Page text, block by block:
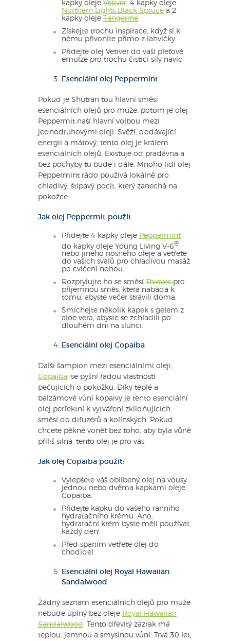
kapky oleje Vetiver , 4 kapky oleje
Northern Lights Black Spruce a 2
kapky oleje Tangerine
Získejte trochu inspirace, když si k
němu přivoníte přímo z lahvičky.
Přidejte olej Vetiver do vaší pleťové
emulze pro trochu čisticí síly navíc.
Esenciální olej Peppermint
Pokud je Shutran tou hlavní směsí
esenciálních olejů pro muže, potom je olej
Peppermit naší hlavní volbou mezi
jednodruhovými oleji. Svěží, dodávající
energii a mátový, tento olej je králem
esenciálních olejů. Existuje od pradávna a
bez pochyby tu bude i dále. Mnoho lidí olej
Peppermint rádo používá lokálně pro
chladivý, štípavý pocit, který zanechá na
pokožce.
Jak olej Peppermit použít:
Přidejte 4 kapky oleje Peppermint
do kapky oleje Young Living V-6®
nebo jiného nosného oleje a vetřete
do vašich svalů pro chladivou masáž
po cvičení nohou.
Rozptylujte ho se směsí Thieves pro
příjemnou směs, která nabádá k
tomu, abyste večer strávili doma.
Smíchejte několik kapek s gelem z
aloe vera, abyste se zchladili po
dlouhém dni na slunci.
Esenciální olej Copaiba
Další šampion mezi esenciálními oleji,
Copaiba, se pyšní řadou vlastností
pečujících o pokožku. Díky teplé a
balzámové vůni kopaivy je tento esenciální
olej perfektní k vytváření zklidňujících
směsí do difuzérů a kolínských. Pokud
chcete pěkně vonět bez toho, aby byla vůně
příliš silná, tento olej je pro vás.
Jak olej Copaiba použít:
Vylepšete váš oblíbený olej na vousy
jednou nebo dvěma kapkami oleje
Copaiba.
Přidejte kapku do vašeho ranního
hydratačního krému. Ano,
hydratační krém byste měli používat
každý den!
Před spaním vetřete olej do
chodidel.
Esenciální olej Royal Hawaiian
Sandalwood
Žádný seznam esenciálních olejů pro muže
nebude úplný bez oleje Royal Hawaiian
Sandalwood. Tento dřevitý zázrak má
teplou, jemnou a smyslnou vůni. Trvá 30 let,